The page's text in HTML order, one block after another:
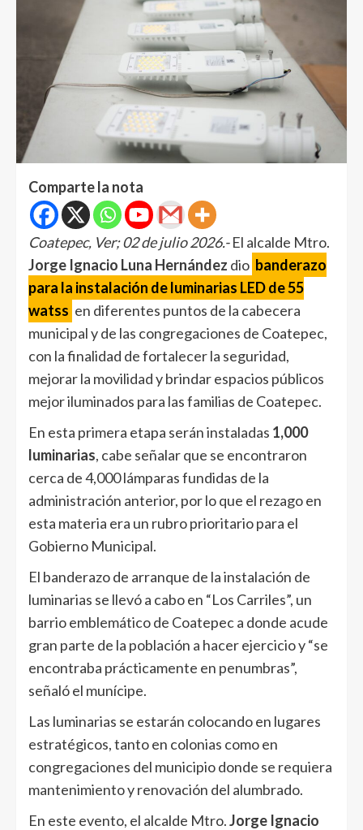
Comparte la nota
Coatepec, Ver; 02 de julio 2026.-El alcalde Mtro.
Jorge Ignacio Luna Hernández dio banderazo
para la instalación de luminarias LED de 55
watss en diferentes puntos de la cabecera
municipal y de las congregaciones de Coatepec,
con la finalidad de fortalecer la seguridad,
mejorar la movilidad y brindar espacios públicos
mejor iluminados para las familias de Coatepec.
En esta primera etapa serán instaladas 1,000
luminarias, cabe señalar que se encontraron
cerca de 4,000 lámparas fundidas de la
administración anterior, por lo que el rezago en
esta materia era un rubro prioritario para el
Gobierno Municipal.
El banderazo de arranque de la instalación de
luminarias se llevó a cabo en “Los Carriles”, un
barrio emblemático de Coatepec a donde acude
gran parte de la población a hacer ejercicio y “se
encontraba prácticamente en penumbras”,
señaló el munícipe.
Las luminarias se estarán colocando en lugares
estratégicos, tanto en colonias como en
congregaciones del municipio donde se requiera
mantenimiento y renovación del alumbrado.
En este evento, el alcalde Mtro.Jorge Ignacio